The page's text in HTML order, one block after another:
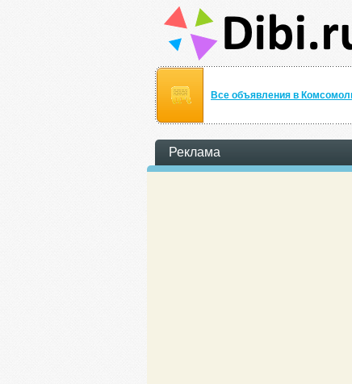
Все объявления в
Реклама